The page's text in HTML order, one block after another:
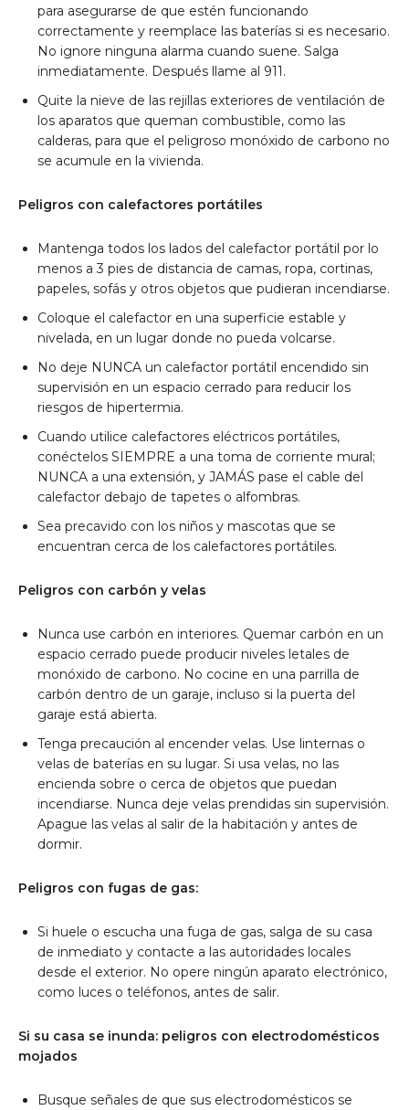
para asegurarse de que estén funcionando
correctamente y reemplace las baterías si es necesario.
No ignore ninguna alarma cuando suene. Salga
inmediatamente. Después llame al 911.
Quite la nieve de las rejillas exteriores de ventilación de
los aparatos que queman combustible, como las
calderas, para que el peligroso monóxido de carbono no
se acumule en la vivienda.
Peligros con calefactores portátiles
Mantenga todos los lados del calefactor portátil por lo
menos a 3 pies de distancia de camas, ropa, cortinas,
papeles, sofás y otros objetos que pudieran incendiarse.
Coloque el calefactor en una superficie estable y
nivelada, en un lugar donde no pueda volcarse.
No deje NUNCA un calefactor portátil encendido sin
supervisión en un espacio cerrado para reducir los
riesgos de hipertermia.
Cuando utilice calefactores eléctricos portátiles,
conéctelos SIEMPRE a una toma de corriente mural;
NUNCA a una extensión, y JAMÁS pase el cable del
calefactor debajo de tapetes o alfombras.
Sea precavido con los niños y mascotas que se
encuentran cerca de los calefactores portátiles.
Peligros con carbón y velas
Nunca use carbón en interiores. Quemar carbón en un
espacio cerrado puede producir niveles letales de
monóxido de carbono. No cocine en una parrilla de
carbón dentro de un garaje, incluso si la puerta del
garaje está abierta.
Tenga precaución al encender velas. Use linternas o
velas de baterías en su lugar. Si usa velas, no las
encienda sobre o cerca de objetos que puedan
incendiarse. Nunca deje velas prendidas sin supervisión.
Apague las velas al salir de la habitación y antes de
dormir.
Peligros con fugas de gas:
Si huele o escucha una fuga de gas, salga de su casa
de inmediato y contacte a las autoridades locales
desde el exterior. No opere ningún aparato electrónico,
como luces o teléfonos, antes de salir.
Si su casa se inunda: peligros con electrodomésticos
mojados
Busque señales de que sus electrodomésticos se